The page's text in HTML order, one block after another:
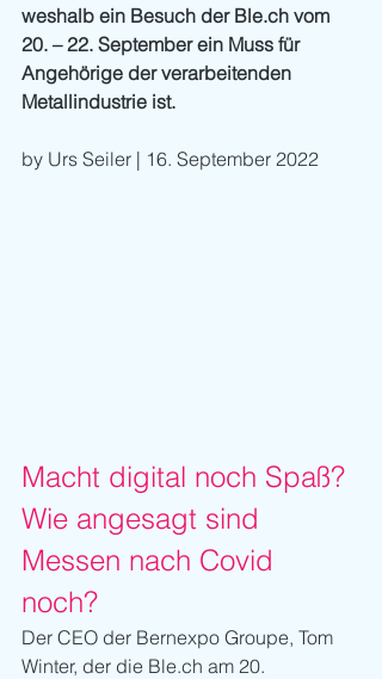
weshalb ein Besuch der Ble.ch vom
20. – 22. September ein Muss für
Angehörige der verarbeitenden
Metallindustrie ist.
by Urs Seiler | 16. September 2022
Macht digital noch Spaß?
Wie angesagt sind
Messen nach Covid
noch?
Der CEO der Bernexpo Groupe, Tom
Winter, der die Ble.ch am 20.